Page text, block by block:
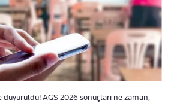
AGS 2026 sonuçları ne zaman,